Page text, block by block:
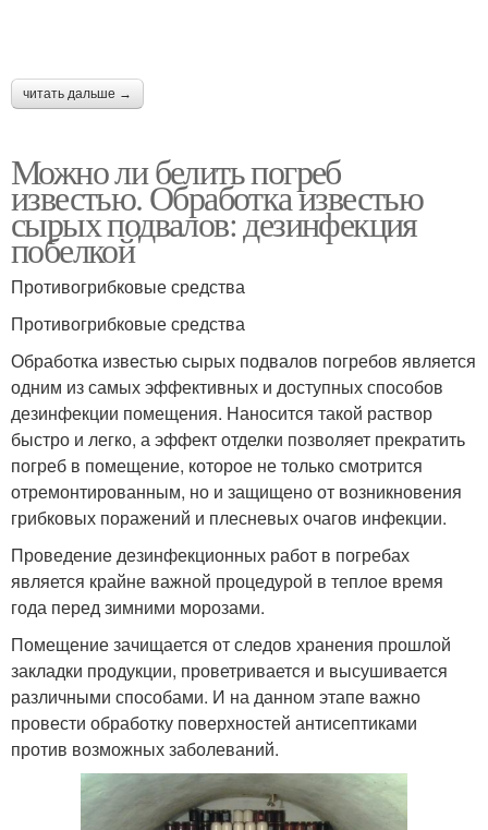
читать дальше →
Можно ли белить погреб
известью. Обработка известью
сырых подвалов: дезинфекция
побелкой
Противогрибковые средства
Противогрибковые средства
Обработка известью сырых подвалов погребов является
одним из самых эффективных и доступных способов
дезинфекции помещения. Наносится такой раствор
быстро и легко, а эффект отделки позволяет прекратить
погреб в помещение, которое не только смотрится
отремонтированным, но и защищено от возникновения
грибковых поражений и плесневых очагов инфекции.
Проведение дезинфекционных работ в погребах
является крайне важной процедурой в теплое время
года перед зимними морозами.
Помещение зачищается от следов хранения прошлой
закладки продукции, проветривается и высушивается
различными способами. И на данном этапе важно
провести обработку поверхностей антисептиками
против возможных заболеваний.